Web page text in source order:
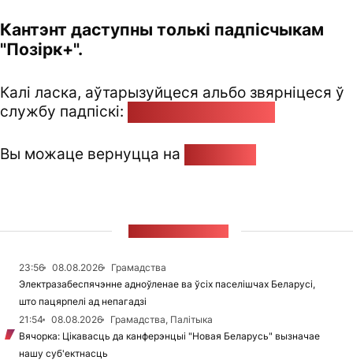
Кантэнт даступны толькі падпісчыкам
"Позірк+".
Калі ласка, аўтарызуйцеся альбо звярніцеся ў
службу падпіскі:
Вы можаце вернуцца на
23:56 08.08.2026
Грамадства
Электразабеспячэнне адноўленае ва ўсіх паселішчах Беларусі,
што пацярпелі ад непагадзі
21:54
08.08.2026
Грамадства, Палітыка
Вячорка: Цікавасць да канферэнцыі "Новая Беларусь" вызначае
нашу суб'ектнасць